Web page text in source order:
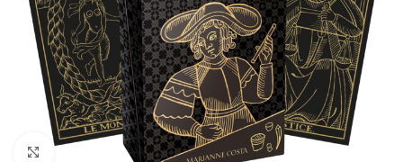
Spustelėkite, kad padidintumėte